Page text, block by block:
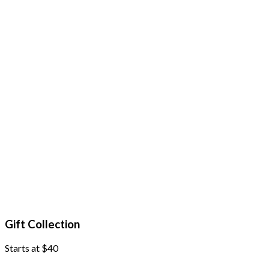
Gift Collection
Starts at $40